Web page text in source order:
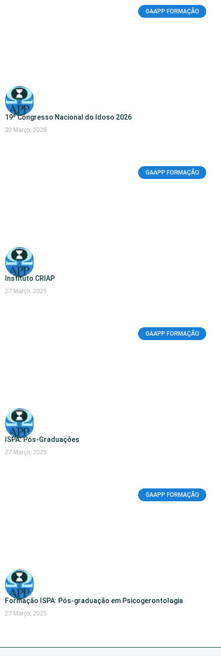
GAAPP FORMAÇÃO
19º Congresso Nacional do Idoso 2026
30 Março, 2026
GAAPP FORMAÇÃO
Instituto CRIAP
27 Março, 2025
GAAPP FORMAÇÃO
ISPA: Pós-Graduações
27 Março, 2025
GAAPP FORMAÇÃO
Formação ISPA: Pós-graduação em Psicogerontologia
27 Março, 2025